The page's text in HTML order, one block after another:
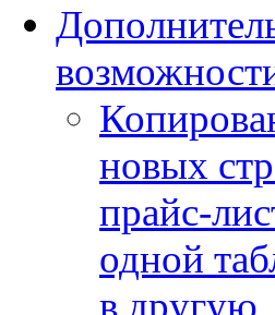
новых
прайс-
одной
в другую